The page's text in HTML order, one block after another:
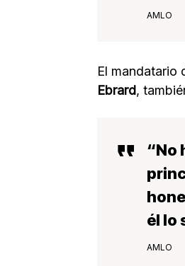
AMLO
El mandatario
Ebrard,
“No
él lo
AMLO